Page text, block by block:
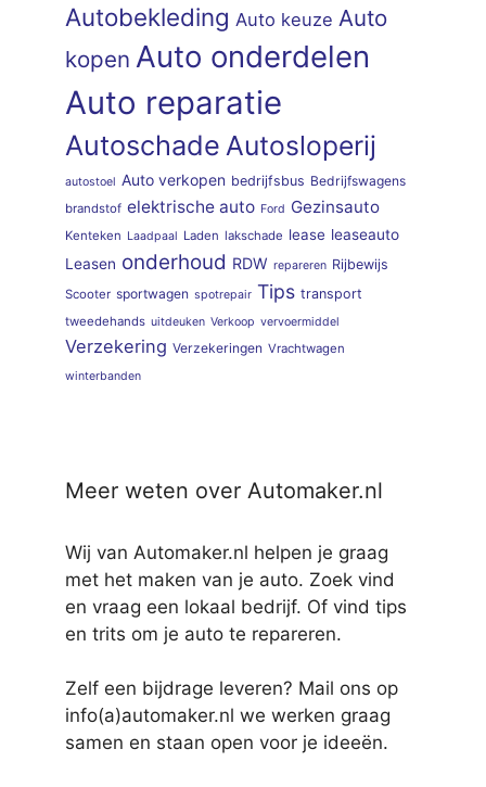
Autobekleding Auto keuze Auto
kopen Auto onderdelen
Auto reparatie
Autoschade Autosloperij
autostoel Auto verkopen bedrijfsbus Bedrijfswagens
brandstof elektrische auto Ford Gezinsauto
Kenteken Laadpaal Laden lakschade lease leaseauto
Leasen onderhoud RDW repareren Rijbewijs
Scooter sportwagen spotrepair Tips transport
tweedehands uitdeuken Verkoop vervoermiddel
Verzekering Verzekeringen Vrachtwagen
winterbanden
Meer weten over Automaker.nl
Wij van Automaker.nl helpen je graag
met het maken van je auto. Zoek vind
en vraag een lokaal bedrijf. Of vind tips
en trits om je auto te repareren.
Zelf een bijdrage leveren? Mail ons op
info(a)automaker.nl we werken graag
samen en staan open voor je ideeën.